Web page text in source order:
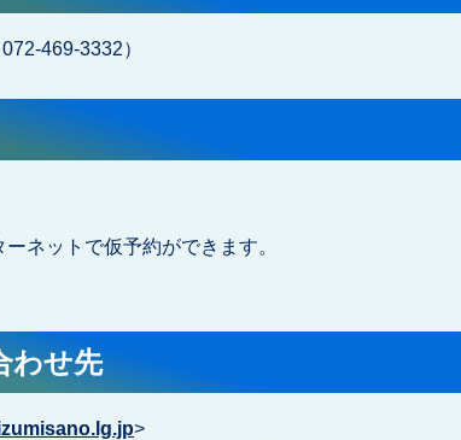
469-3332）
ネットで仮予約ができます。
わせ先
>